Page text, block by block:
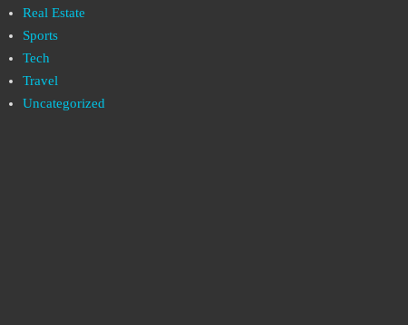
Real Estate
Sports
Tech
Travel
Uncategorized